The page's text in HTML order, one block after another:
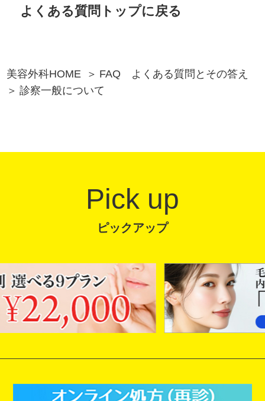
よくある質問トップに戻る
美容外科HOME
FAQ よくある質問とその答え
診察一般について
Pick up
ピックアップ